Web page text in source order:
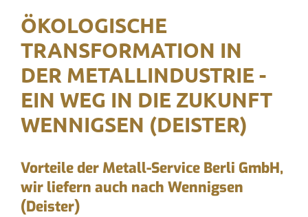
ÖKOLOGISCHE
TRANSFORMATION IN
DER METALLINDUSTRIE -
EIN WEG IN DIE ZUKUNFT
WENNIGSEN (DEISTER)
Vorteile der Metall-Service Berli GmbH,
wir liefern auch nach Wennigsen
(Deister)